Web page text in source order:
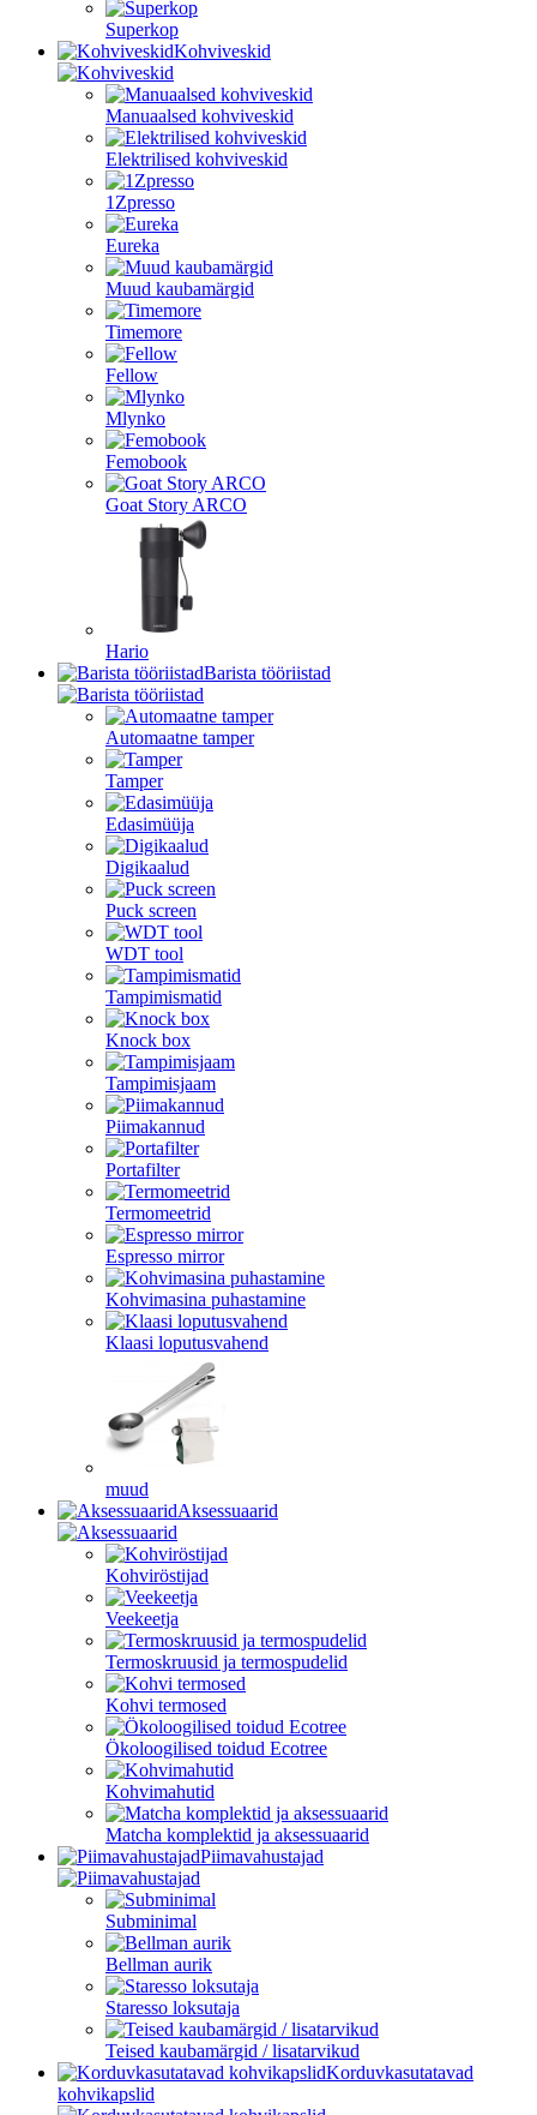
Superkop
Kohviveskid
Manuaalsed kohviveskid
Elektrilised kohviveskid
1Zpresso
Eureka
Muud kaubamärgid
Timemore
Fellow
Mlynko
Femobook
Goat Story ARCO
Hario
Barista tööriistad
Automaatne tamper
Tamper
Edasimüüja
Digikaalud
Puck screen
WDT tool
Tampimismatid
Knock box
Tampimisjaam
Piimakannud
Portafilter
Termomeetrid
Espresso mirror
Kohvimasina puhastamine
Klaasi loputusvahend
muud
Aksessuaarid
Kohviröstijad
Veekeetja
Termoskruusid ja termospudelid
Kohvi termosed
Ökoloogilised toidud Ecotree
Kohvimahutid
Matcha komplektid ja aksessuaarid
Piimavahustajad
Subminimal
Bellman aurik
Staresso loksutaja
Teised kaubamärgid / lisatarvikud
Korduvkasutatavad
kohvikapslid